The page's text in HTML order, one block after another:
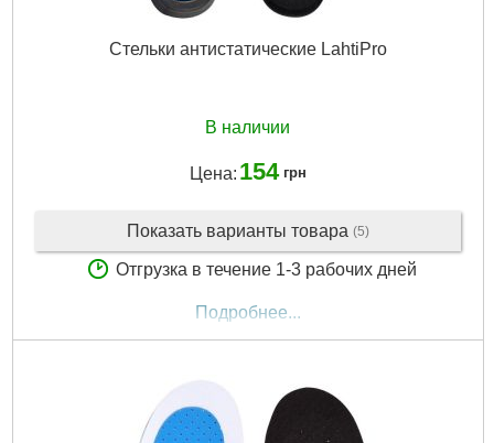
Стельки антистатические LahtiPro
В наличии
Цена: 154 грн
Показать варианты товара (5)
Отгрузка в течение 1-3 рабочих дней
Подробнее...